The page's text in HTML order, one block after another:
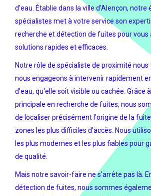
d'eau. Établie dans la ville d'Alençon, notre
spécialistes met à votre service son
recherche et détection de fuites pour vous
solutions rapides et efficaces.
Notre rôle de spécialiste de proximité
nous engageons à intervenir rapidement
d'eau, qu'elle soit visible ou cachée. Grâce
principale en recherche de fuites, nous
de localiser précisément l'origine de la
zones les plus difficiles d'accès. Nous
les plus modernes et les plus fiables pour
de qualité.
Mais notre savoir-faire ne s'arrête pas là.
détection de fuites, nous sommes